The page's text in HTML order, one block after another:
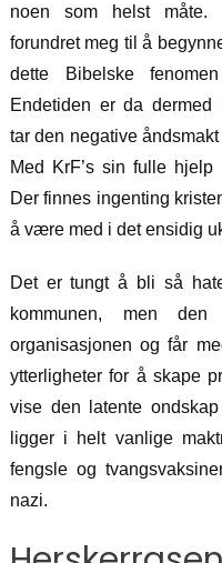
noen som helst måte.
forundret meg til å
dette Bibelske
Endetiden er da dermed
tar den negative
Med KrF’s sin fulle hjelp
Der finnes ingenting
å være med i det ensidig
Det er tungt å bli så
kommunen, men
organisasjonen og får
ytterligheter for å skape
vise den latente
ligger i helt vanlige
fengsle og
nazi.